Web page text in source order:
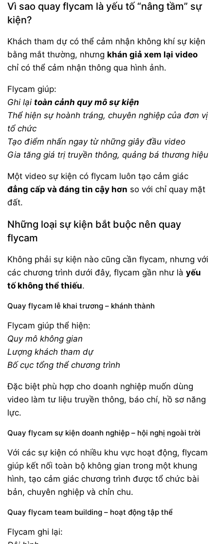
Vì sao quay flycam là yếu tố “nâng tầm” sự
kiện?
Khách tham dự có thể cảm nhận không khí sự kiện
bằng mắt thường, nhưng khán giả xem lại video
chỉ có thể cảm nhận thông qua hình ảnh.
Flycam giúp:
Ghi lại toàn cảnh quy mô sự kiện
Thể hiện sự hoành tráng, chuyên nghiệp của đơn vị
tổ chức
Tạo điểm nhấn ngay từ những giây đầu video
Gia tăng giá trị truyền thông, quảng bá thương hiệu
Một video sự kiện có flycam luôn tạo cảm giác
đẳng cấp và đáng tin cậy hơn so với chỉ quay mặt
đất.
Những loại sự kiện bắt buộc nên quay
flycam
Không phải sự kiện nào cũng cần flycam, nhưng với
các chương trình dưới đây, flycam gần như làyếu
tố không thể thiếu.
Quay flycam lễ khai trương – khánh thành
Flycam giúp thể hiện:
Quy mô không gian
Lượng khách tham dự
Bố cục tổng thể chương trình
Đặc biệt phù hợp cho doanh nghiệp muốn dùng
video làm tư liệu truyền thông, báo chí, hồ sơ năng
lực.
Quay flycam sự kiện doanh nghiệp – hội nghị ngoài trời
Với các sự kiện có nhiều khu vực hoạt động, flycam
giúp kết nối toàn bộ không gian trong một khung
hình, tạo cảm giác chương trình được tổ chức bài
bản, chuyên nghiệp và chỉn chu.
Quay flycam team building – hoạt động tập thể
Flycam ghi lại: